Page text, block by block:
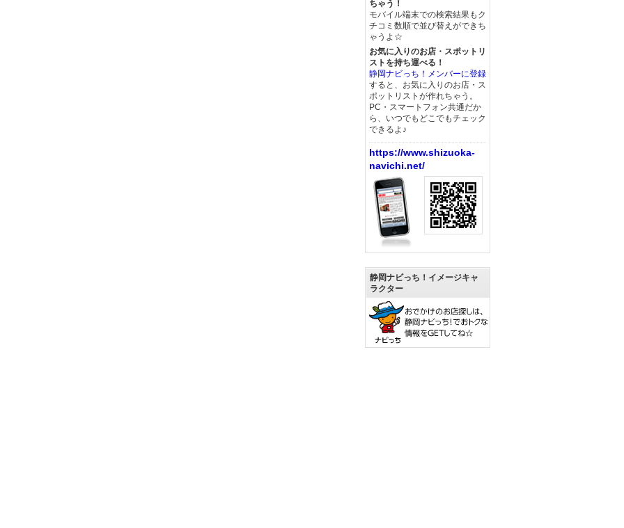
ちゃう！
モバイル端末での検索結果もク
チコミ数順で並び替えができち
ゃうよ☆
お気に入りのお店・スポットリ
ストを持ち運べる！
静岡ナビっち！メンバーに登録
すると、お気に入りのお店・ス
ポットリストが作れちゃう。
PC・スマートフォン共通だか
ら、いつでもどこでもチェック
できるよ♪
https://www.shizuoka-
navichi.net/
静岡ナビっち！イメージキャ
ラクター